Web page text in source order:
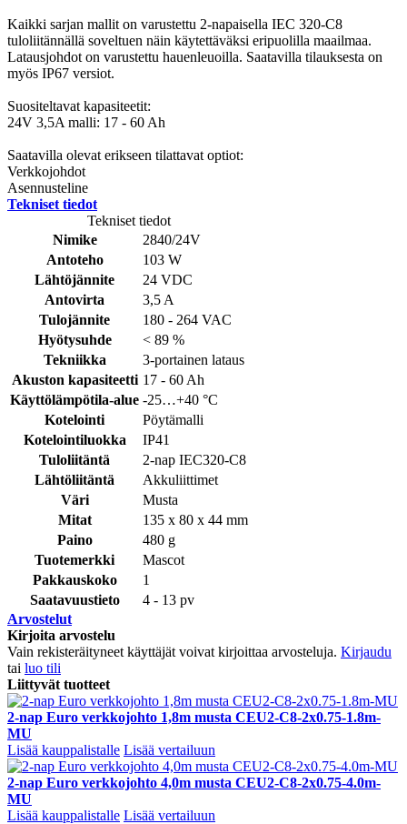
Kaikki sarjan mallit on varustettu 2-napaisella IEC 320-C8
tuloliitännällä soveltuen näin käytettäväksi eripuolilla maailmaa.
Latausjohdot on varustettu hauenleuoilla. Saatavilla tilauksesta on
myös IP67 versiot.
Suositeltavat kapasiteetit:
24V 3,5A malli: 17 - 60 Ah
Saatavilla olevat erikseen tilattavat optiot:
Verkkojohdot
Asennusteline
Tekniset tiedot
Tekniset tiedot
Nimike
2840/24V
Antoteho
103 W
Lähtöjännite
24 VDC
Antovirta
3,5 A
Tulojännite
180 - 264 VAC
Hyötysuhde
< 89 %
Tekniikka
3-portainen lataus
Akuston kapasiteetti 17 - 60 Ah
Käyttölämpötila-alue -25…+40 °C
Kotelointi
Pöytämalli
Kotelointiluokka
IP41
Tuloliitäntä
2-nap IEC320-C8
Lähtöliitäntä
Akkuliittimet
Väri
Musta
Mitat
135 x 80 x 44 mm
Paino
480 g
Tuotemerkki
Mascot
Pakkauskoko
1
Saatavuustieto
4 - 13 pv
Arvostelut
Kirjoita arvostelu
Vain rekisteräityneet käyttäjät voivat kirjoittaa arvosteluja. Kirjaudu
tai luo tili
Liittyvät tuotteet
2-nap Euro verkkojohto 1,8m musta CEU2-C8-2x0.75-1.8m-
MU
Lisää kauppalistalle Lisää vertailuun
2-nap Euro verkkojohto 4,0m musta CEU2-C8-2x0.75-4.0m-
MU
Lisää kauppalistalle Lisää vertailuun